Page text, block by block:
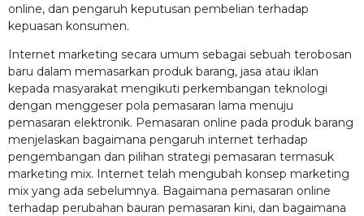
online, dan pengaruh keputusan pembelian terhadap
kepuasan konsumen.
Internet marketing secara umum sebagai sebuah terobosan
baru dalam memasarkan produk barang, jasa atau iklan
kepada masyarakat mengikuti perkembangan teknologi
dengan menggeser pola pemasaran lama menuju
pemasaran elektronik. Pemasaran online pada produk barang
menjelaskan bagaimana pengaruh internet terhadap
pengembangan dan pilihan strategi pemasaran termasuk
marketing mix. Internet telah mengubah konsep marketing
mix yang ada sebelumnya. Bagaimana pemasaran online
terhadap perubahan bauran pemasaran kini, dan bagaimana